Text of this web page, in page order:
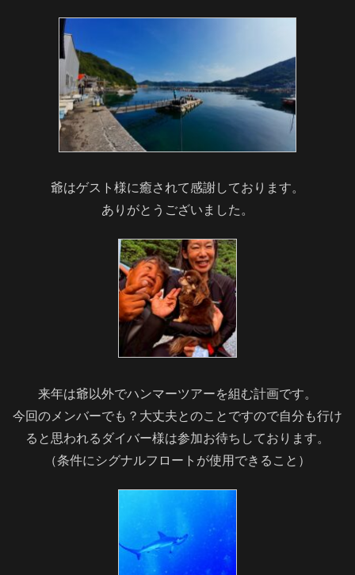
爺はゲスト様に癒されて感謝しております。
ありがとうございました。
来年は爺以外でハンマーツアーを組む計画です。
今回のメンバーでも？大丈夫とのことですので自分も行け
ると思われるダイバー様は参加お待ちしております。
（条件にシグナルフロートが使用できること）